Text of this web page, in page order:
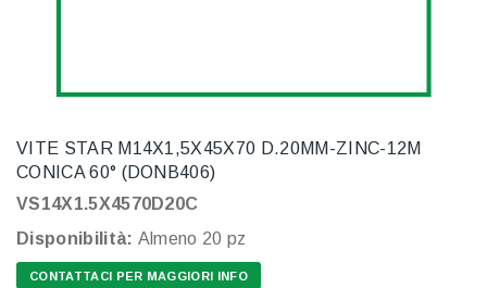
VITE STAR M14X1,5X45X70 D.20MM-ZINC-12M
CONICA 60° (DONB406)
VS14X1.5X4570D20C
Disponibilità: Almeno 20 pz
CONTATTACI PER MAGGIORI INFO